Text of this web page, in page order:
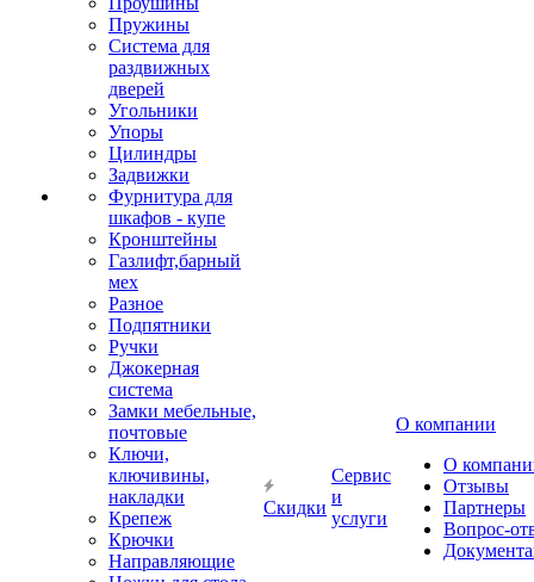
Пружины
Система для
раздвижных
дверей
Угольники
Упоры
Цилиндры
Задвижки
Фурнитура для
шкафов - купе
Кронштейны
Газлифт,барный
мех
Разное
Подпятники
Ручки
Джокерная
система
Замки мебельные,
почтовые
Ключи,
ключивины,
накладки
Крепеж
Крючки
Направляющие
Скидки
Сервис
и
услуги
О компании
О
Отзывы
Партнеры
Вопрос-